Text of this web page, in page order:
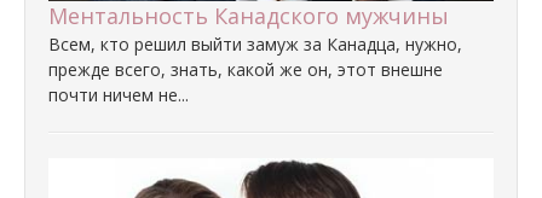
Ментальность Канадского мужчины
Всем, кто решил выйти замуж за Канадца, нужно,
прежде всего, знать, какой же он, этот внешне
почти ничем не...